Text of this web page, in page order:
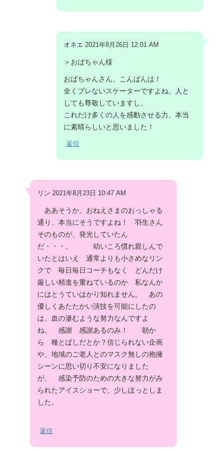
オネエ 2021年8月26日 12:01 AM
＞おばちゃん様
おばちゃんさん、こんばんは！
全くブレないスケーターですよね。人と
しても尊敬していますし、
これだけ多くの人を感動させる力、本当
に素晴らしいと思いました！
返信
リン 2021年8月23日 10:47 AM
ああそうか。おねえさまのおっしゃる
通り、本当にそうですよね！ 羽生さん
そのものが、発光していたん
だ・・・。 幼いころ慣れ親しんで
いたとはいえ 通常よりも小さめなリン
クで 毎日毎日コーチもなく どんだけ
厳しい精進を重ねているのか 私なんか
にはとうていはかり知れません。 あの
優しくあたたかい演技を可能にしたの
は、血の滲むような努力なんですよ
ね。 感謝 感謝あるのみ！ 朝か
ら 種とばしだとか？信じられない企画
や、地域のご老人とのマスク無しの抱擁
シーンに思い切り不安になりました
が、 感染予防のための大きな努力がみ
られたアイスショーで、少しほっとしま
した。
返信